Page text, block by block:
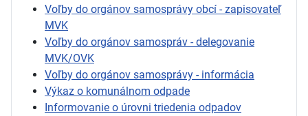
Voľby do orgánov samosprávy obcí - zapisovateľ
MVK
Voľby do orgánov samospráv - delegovanie
MVK/OVK
Voľby do orgánov samosprávy - informácia
Výkaz o komunálnom odpade
Informovanie o úrovni triedenia odpadov